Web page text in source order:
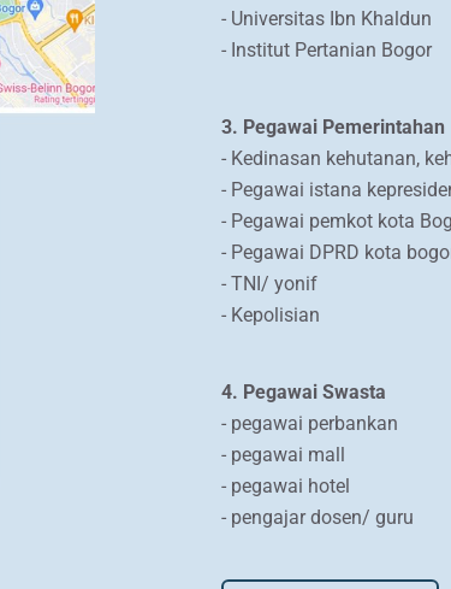
- Universitas Ibn Khaldun
- Institut Pertanian Bogor
3. Pegawai Pemerintahan
- Kedinasan kehutanan,
- Pegawai istana
- Pegawai pemkot kota
- Pegawai DPRD kota
- TNI/ yonif
- Kepolisian
4. Pegawai Swasta
- pegawai perbankan
- pegawai mall
- pegawai hotel
- pengajar dosen/ guru